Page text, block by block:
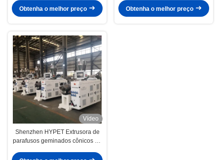
PPR
Obtenha o melhor preço
preço Serviço de venda
Obtenha o melhor preço
Vídeo
Shenzhen HYPET Extrusora de
parafusos geminados cônicos de